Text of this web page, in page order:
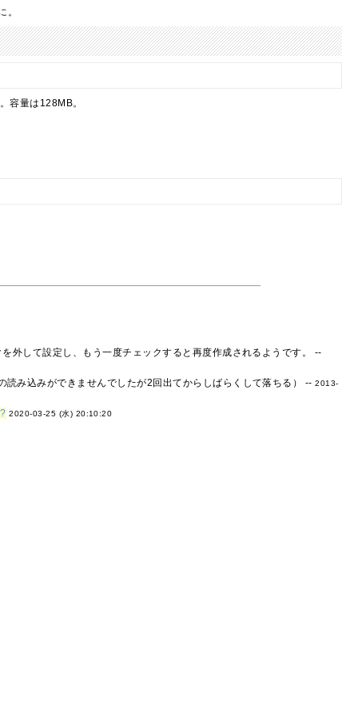
。
容量は128MB。
外して設定し、もう一度チェックすると再度作成されるようです。 --
み込みができませんでしたが2回出てからしばらくして落ちる） --2013-
? 2020-03-25 (水) 20:10:20